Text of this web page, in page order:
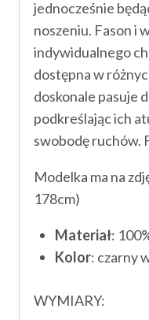
jednocześnie
noszeniu. Fason i
indywidualnego
dostępna w
doskonale pasuje
podkreślając ich
swobodę ruchów.
Modelka ma na
178cm)
Materiał:
Kolor: czarny
WYMIARY: